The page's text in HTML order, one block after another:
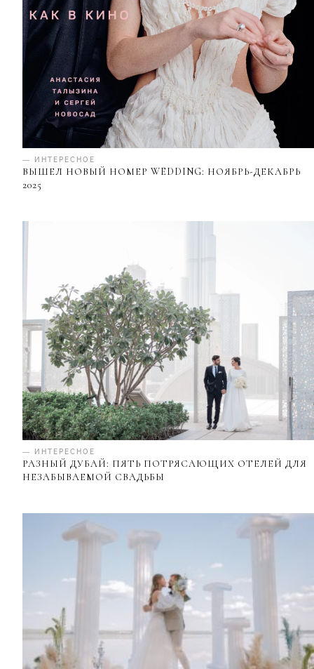
— ИНТЕРЕСНОЕ
ВЫШЕЛ НОВЫЙ НОМЕР WEDDING: НОЯБРЬ-ДЕКАБРЬ
2025
— ИНТЕРЕСНОЕ
РАЗНЫЙ ДУБАЙ: ПЯТЬ ПОТРЯСАЮЩИХ ОТЕЛЕЙ ДЛЯ
НЕЗАБЫВАЕМОЙ СВАДЬБЫ